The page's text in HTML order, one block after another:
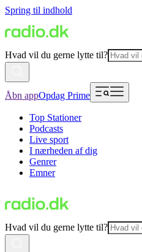
Spring til indhold
Hvad vil du gerne lytte til?
Åbn appOpdag Prime
Top Stationer
Podcasts
Live sport
I nærheden af dig
Genrer
Emner
Hvad vil du gerne lytte til?